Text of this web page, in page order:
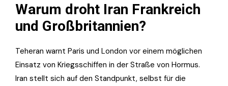
Warum droht Iran Frankreich
und Großbritannien?
Teheran warnt Paris und London vor einem möglichen
Einsatz von Kriegsschiffen in der Straße von Hormus.
Iran stellt sich auf den Standpunkt, selbst für die